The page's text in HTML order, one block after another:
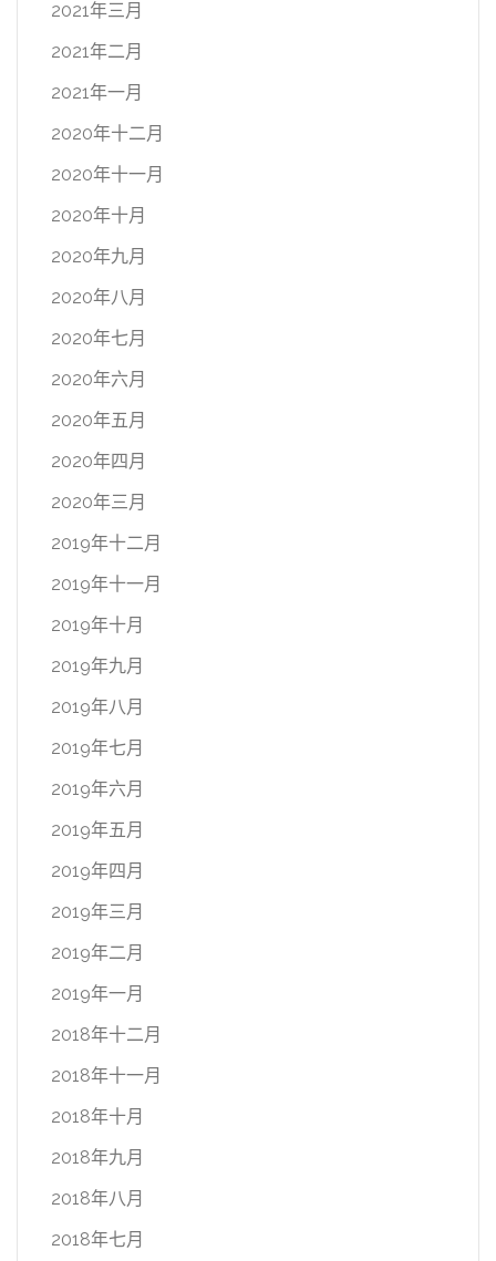
2021年三月
2021年二月
2021年一月
2020年十二月
2020年十一月
2020年十月
2020年九月
2020年八月
2020年七月
2020年六月
2020年五月
2020年四月
2020年三月
2019年十二月
2019年十一月
2019年十月
2019年九月
2019年八月
2019年七月
2019年六月
2019年五月
2019年四月
2019年三月
2019年二月
2019年一月
2018年十二月
2018年十一月
2018年十月
2018年九月
2018年八月
2018年七月